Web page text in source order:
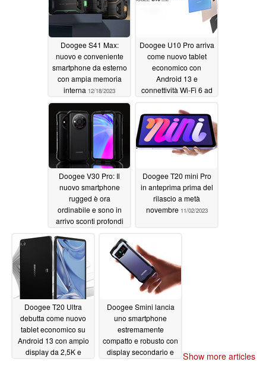
Doogee S41 Max:
nuovo e conveniente
smartphone da esterno
con ampia memoria
interna 12/18/2023
Doogee U10 Pro arriva
come nuovo tablet
economico con
Android 13 e
connettività Wi-Fi 6 ad
ridotto11/17/2023
Doogee V30 Pro: Il
nuovo smartphone
rugged è ora
ordinabile e sono in
arrivo sconti profondi
Doogee T20 mini Pro
in anteprima prima del
rilascio a metà
novembre 11/02/2023
Doogee T20 Ultra
debutta come nuovo
tablet economico su
Android 13 con ampio
display da 2,5K e
Doogee Smini lancia
uno smartphone
estremamente
compatto e robusto con
display secondario e
Show more articles